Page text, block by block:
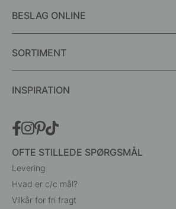
BESLAG ONLINE
SORTIMENT
INSPIRATION
OFTE STILLEDE SPØRGSMÅL
Levering
Hvad er c/c mål?
Vilkår for fri fragt